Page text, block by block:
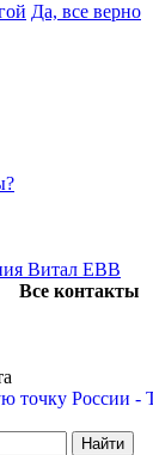
Да, все верно
Все контакты